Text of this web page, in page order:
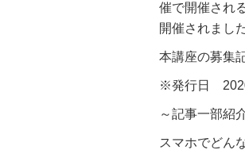
催で開催され
開催されました
本講座の募集
※発行日
～記事一部紹
スマホでどん